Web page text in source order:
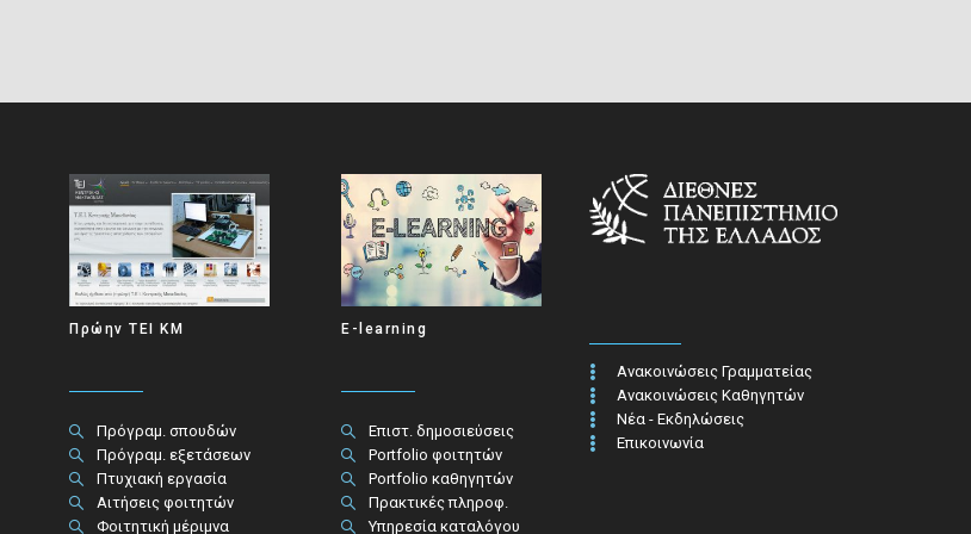
Πρώην ΤΕΙ ΚΜ
Πρόγραμ. σπουδών
Πρόγραμ. εξετάσεων
Πτυχιακή εργασία
Αιτήσεις φοιτητών
Φοιτητική μέριμνα
E-learning
Επιστ. δημοσιεύσεις
Portfolio φοιτητών
Portfolio καθηγητών
Πρακτικές πληροφ.​
Υπηρεσία καταλόγου
Ανακοινώσεις Γραμματείας
Ανακοινώσεις Καθηγητών
Νέα - Εκδηλώσεις
Επικοινωνία